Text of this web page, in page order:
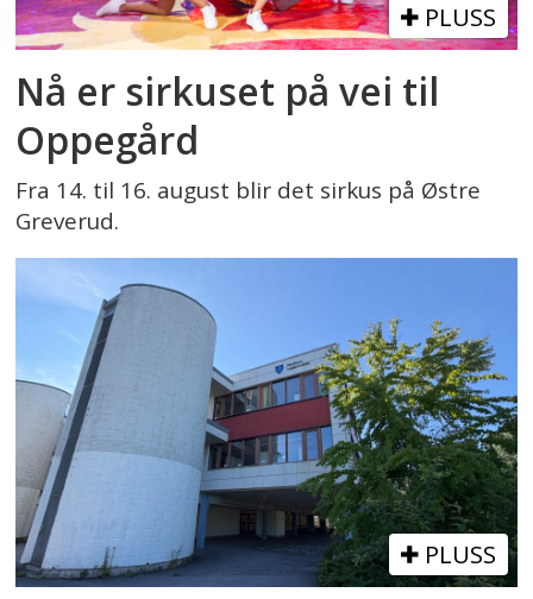
PLUSS
Nå er sirkuset på vei til
Oppegård
Fra 14. til 16. august blir det sirkus på Østre
Greverud.
PLUSS